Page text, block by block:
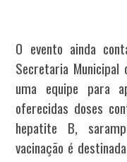
O evento ainda
Secretaria Municipal
uma equipe para
oferecidas doses
hepatite B,
vacinação é